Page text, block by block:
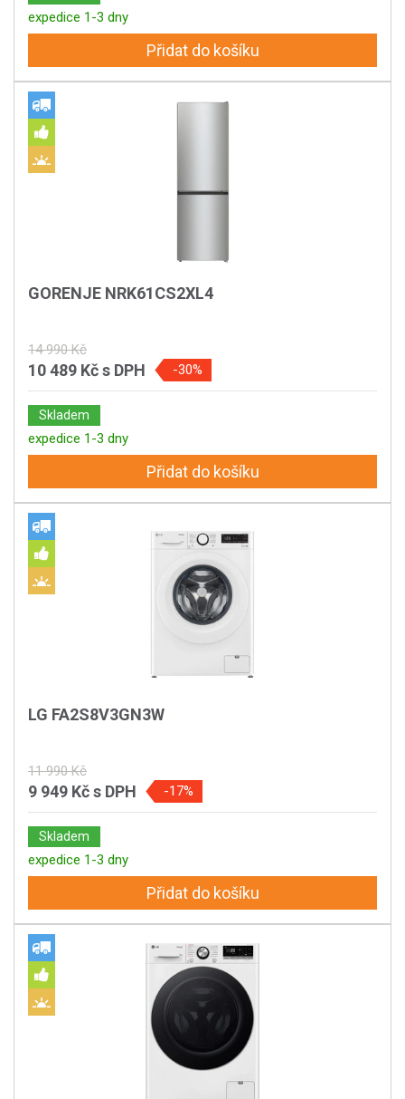
expedice 1-3 dny
Přidat do košíku
GORENJE NRK61CS2XL4
14 990 Kč
10 489 Kčs DPH -30%
Skladem
expedice 1-3 dny
Přidat do košíku
LG FA2S8V3GN3W
11 990 Kč
9 949 Kčs DPH -17%
Skladem
expedice 1-3 dny
Přidat do košíku